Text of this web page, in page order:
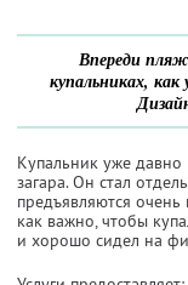
Впереди
купальниках, как
Купальник уже
загара. Он стал
предъявляются
как важно, чтобы
и хорошо сидел на